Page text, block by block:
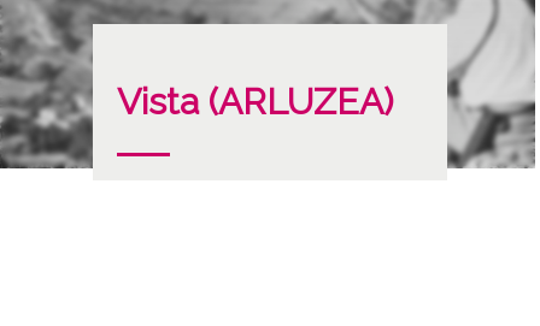
Vista (ARLUZEA)